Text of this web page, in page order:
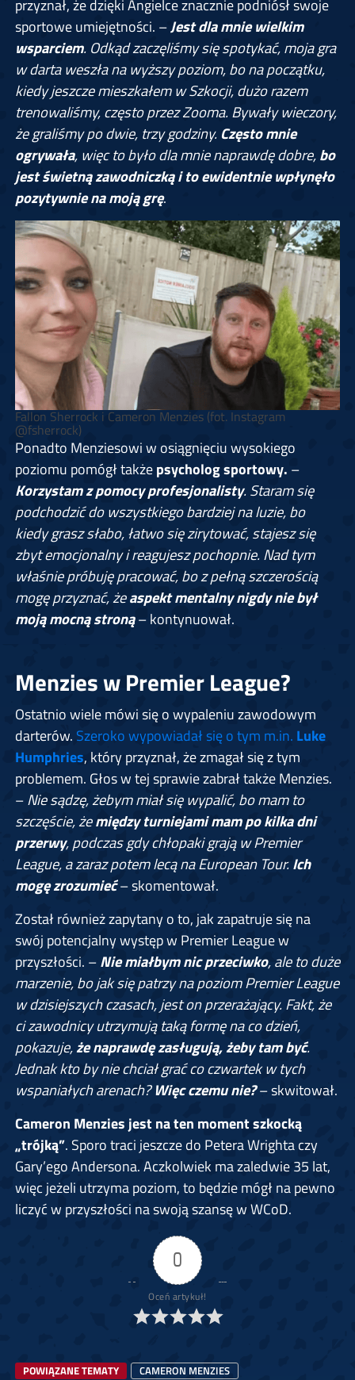
przyznał, że dzięki Angielce znacznie podniósł swoje
sportowe umiejętności. –Jest dla mnie wielkim
wsparciem. Odkąd zaczęliśmy się spotykać, moja gra
w darta weszła na wyższy poziom, bo na początku,
kiedy jeszcze mieszkałem w Szkocji, dużo razem
trenowaliśmy, często przez Zooma. Bywały wieczory,
że graliśmy po dwie, trzy godziny. Często mnie
ogrywała, więc to było dla mnie naprawdę dobre,bo
jest świetną zawodniczką i to ewidentnie wpłynęło
pozytywnie na moją grę.
Fallon Sherrock i Cameron Menzies (fot. Instagram
@fsherrock)
Ponadto Menziesowi w osiągnięciu wysokiego
poziomu pomógł takżepsycholog sportowy. –
Korzystam z pomocy profesjonalisty. Staram się
podchodzić do wszystkiego bardziej na luzie, bo
kiedy grasz słabo, łatwo się zirytować, stajesz się
zbyt emocjonalny i reagujesz pochopnie. Nad tym
właśnie próbuję pracować, bo z pełną szczerością
mogę przyznać, żeaspekt mentalny nigdy nie był
moją mocną stroną– kontynuował.
Menzies w Premier League?
Ostatnio wiele mówi się o wypaleniu zawodowym
darterów.Szeroko wypowiadał się o tym m.in. Luke
Humphries, który przyznał, że zmagał się z tym
problemem. Głos w tej sprawie zabrał także Menzies.
–Nie sądzę, żebym miał się wypalić, bo mam to
szczęście, żemiędzy turniejami mam po kilka dni
przerwy, podczas gdy chłopaki grają w Premier
League, a zaraz potem lecą na European Tour.Ich
mogę zrozumieć– skomentował.
Został również zapytany o to, jak zapatruje się na
swój potencjalny występ w Premier League w
przyszłości. –Nie miałbym nic przeciwko, ale to duże
marzenie, bo jak się patrzy na poziom Premier League
w dzisiejszych czasach, jest on przerażający. Fakt, że
ci zawodnicy utrzymują taką formę na co dzień,
pokazuje,że naprawdę zasługują, żeby tam być.
Jednak kto by nie chciał grać co czwartek w tych
wspaniałych arenach?Więc czemu nie?– skwitował.
Cameron Menzies jest na ten moment szkocką
„trójką”. Sporo traci jeszcze do Petera Wrighta czy
Gary’ego Andersona. Aczkolwiek ma zaledwie 35 lat,
więc jeżeli utrzyma poziom, to będzie mógł na pewno
liczyć w przyszłości na swoją szansę w WCoD.
0
Oceń artykuł!
POWIĄZANE TEMATY
CAMERON MENZIES